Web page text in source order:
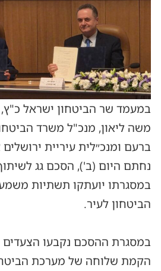
במעמד שר הביטחון ישראל
משה ליאון, מנכ"ל משרד
ברעם ומנכ״לית עיריית ירושלים
נחתם היום (ב'), הסכם גג
במסגרתו יועתקו תשתיות
הביטחון לעיר.
במסגרת ההסכם נקבעו הצעדים
הקמת שלוחה של מערכת